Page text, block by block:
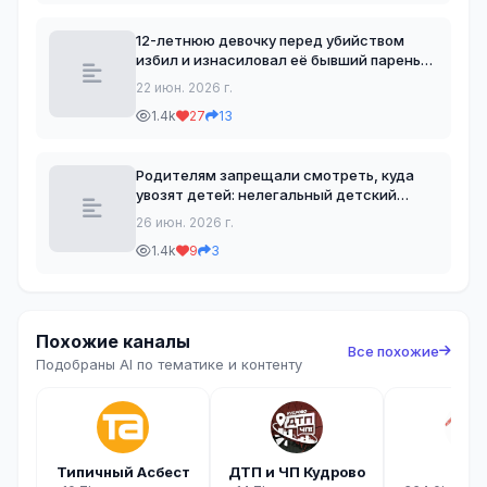
12-летнюю девочку перед убийством
избил и изнасиловал её бывший парень-
сверстник в Приморье. О жуткой
неделю назад тут. Тело Маши жильцы
22 июн. 2026 г.
1.4k
27 13
Родителям запрещали смотреть, куда
увозят детей: нелегальный детский
лагерь в Забайкалье, организованный в
конвейером обмана. История с лагерем
26 июн. 2026 г.
1.4k
9 3
Похожие каналы
Подобраны AI по тематике и контенту
Все похожие
Типичный Асбест ДТП и ЧП Кудрово